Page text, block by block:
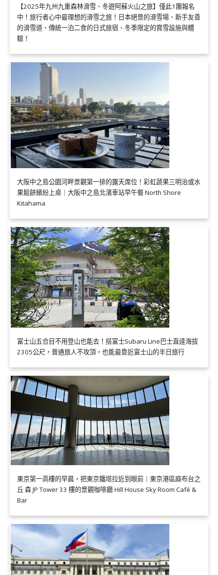
【2025年九州九重森林滑雪、冬遊阿蘇火山之旅】僅此1團報名
中！旅行者心中最理想的滑雪之旅！日本絕景的滑雪場、新手友善
的滑雪道、傳統一泊二食的日式旅宿、冬季限定的賞雪設施與體
驗！
大阪中之島公園河畔景觀第一排的露天席位！彩虹蔬果三明治或水
果鬆餅繽紛上桌｜大阪中之島北濱車站早午餐 North Shore
Kitahama
富士山五合目不用登山也能去！搭富士Subaru Line巴士直達海拔
2305公尺，普通旅人不攻頂，也能最靠近富士山的半日旅行
東京第一高樓的早晨，把東京鐵塔拉近到眼前｜東京港區麻布台之
丘 森 JP Tower 33 樓的景觀咖啡廳 Hill House Sky Room Café &
Bar